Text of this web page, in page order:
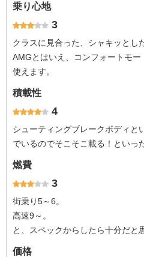
乗り心地
3
クラスに見合った、シャキッとし
AMGとはいえ、コンフォートモ
使えます。
積載性
4
シューティングブレークボディ
でいるのでそこそこ載る！といっ
燃費
3
街乗り5～6。
高速9～。
と、スペックからしたら十分だと
価格